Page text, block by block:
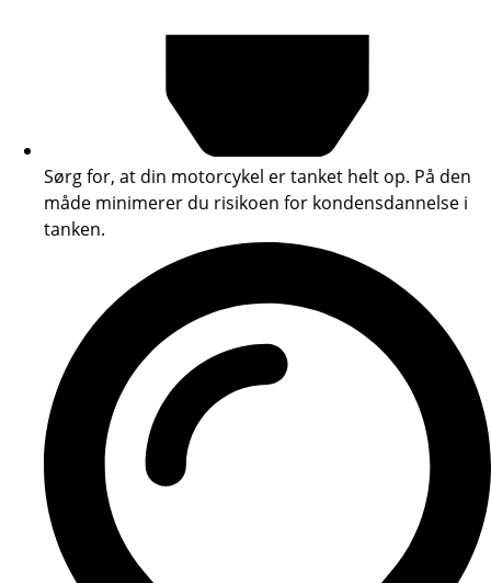
Sørg for, at din motorcykel er tanket helt op. På den
måde minimerer du risikoen for kondensdannelse i
tanken.